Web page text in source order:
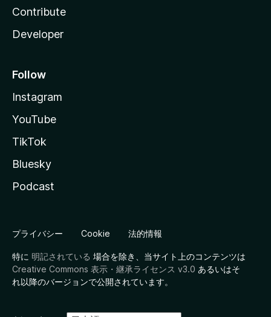
Contribute
Developer
Follow
Instagram
YouTube
TikTok
Bluesky
Podcast
プライバシー Cookie 法的情報
特に 明記されている 場合を除き、当サイト上のコンテンツは
Creative Commons 表示・継承ライセンス v3.0 あるいはそ
れ以降のバージョンで公開されています。